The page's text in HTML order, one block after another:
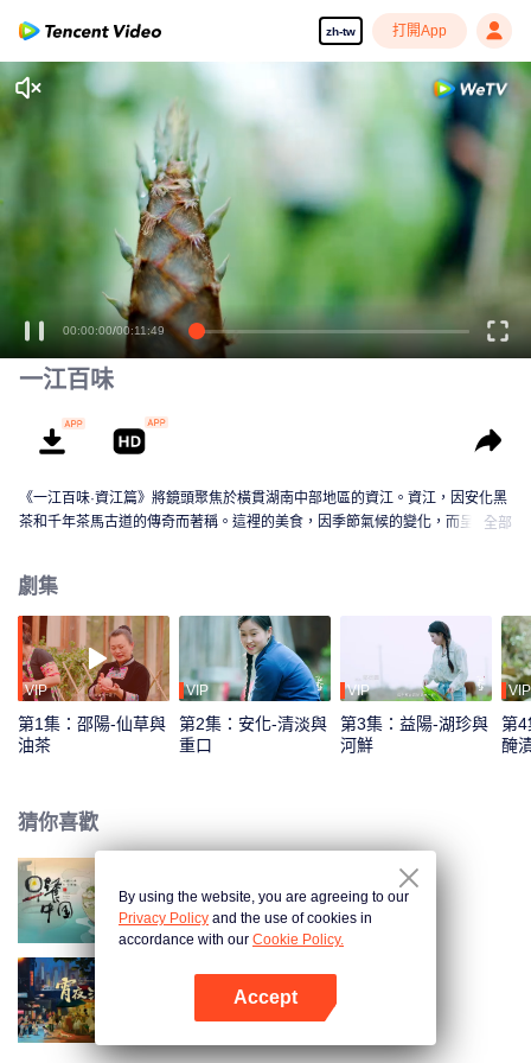
zh-tw 打開App
00:00:00/00:11:49
一江百味
《一江百味·資江篇》將鏡頭聚焦於橫貫湖南中部地區的資江。資江，因安化黑
茶和千年茶馬古道的傳奇而著稱。這裡的美食，因季節氣候的變化，而呈現出
里，沿途風光迤邐。鏡頭穿梭於高山峽谷之間，探尋隱匿在雲端的人家，一句
“恰飯冒，來恰咯”，不僅展現了湖南人的熱情與灑脫，更邀請八方來客共品這一
江百味的美食盛宴。《一江百味·資江篇》共十集，集集有驚喜。
全部
劇集
VIP
第1集：邵陽-仙草與
油茶
VIP
第2集：安化-清淡與
重口
VIP
第3集：益陽-湖珍與
河鮮
VIP
第4
醃
猜你喜歡
早餐中國 第1季
宵夜江湖 第2季
By using the website, you are agreeing to our
Privacy Policy and the use of cookies in
accordance with our Cookie Policy.
Accept